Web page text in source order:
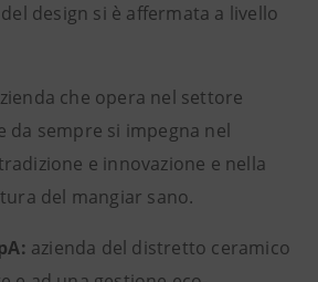
design si è affermata a livello
che opera nel settore
sempre si impegna nel
e innovazione e nella
del mangiar sano.
azienda del distretto ceramico